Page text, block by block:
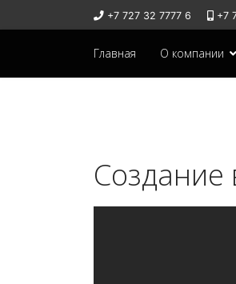
+7 727 32 7777 6 +7
Главная О компании
Создание